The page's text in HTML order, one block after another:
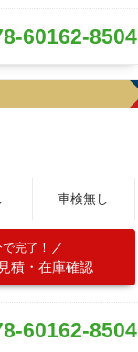
60162-8504
車検無し
で完了！
積・在庫確認
60162-8504